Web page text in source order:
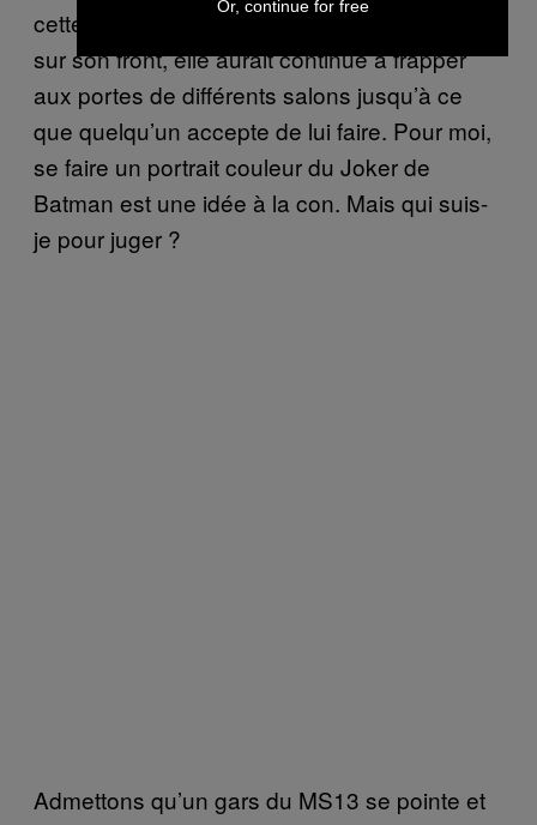
cette petite était résolue à faire ce tatouage
sur son front, elle aurait continué à frapper
aux portes de différents salons jusqu’à ce
que quelqu’un accepte de lui faire. Pour moi,
se faire un portrait couleur du Joker de
Batman est une idée à la con. Mais qui suis-
je pour juger ?
Admettons qu’un gars du MS13 se pointe et
Or, continue for free